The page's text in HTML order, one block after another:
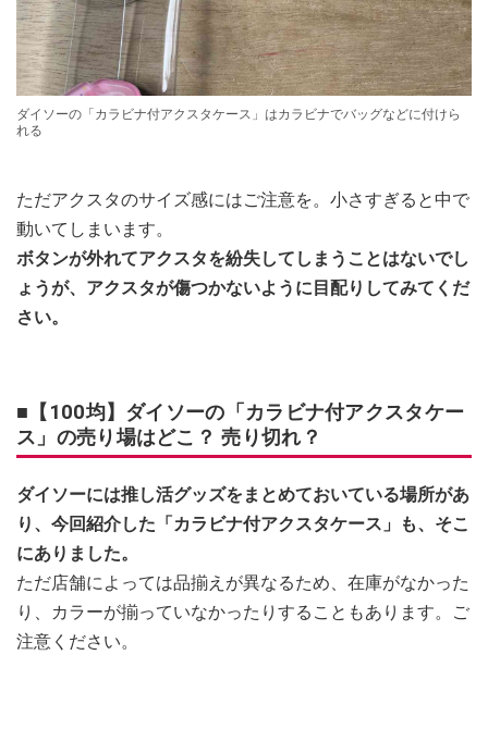
ダイソーの「カラビナ付アクスタケース」はカラビナでバッグなどに付けら
れる
ただアクスタのサイズ感にはご注意を。小さすぎると中で
動いてしまいます。
ボタンが外れてアクスタを紛失してしまうことはないでし
ょうが、アクスタが傷つかないように目配りしてみてくだ
さい。
■【100均】ダイソーの「カラビナ付アクスタケー
ス」の売り場はどこ？ 売り切れ？
ダイソーには推し活グッズをまとめておいている場所があ
り、今回紹介した「カラビナ付アクスタケース」も、そこ
にありました。
ただ店舗によっては品揃えが異なるため、在庫がなかった
り、カラーが揃っていなかったりすることもあります。ご
注意ください。